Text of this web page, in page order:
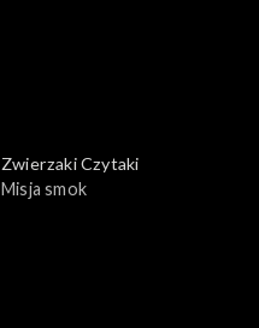
Zwierzaki Czytaki
Misja smok